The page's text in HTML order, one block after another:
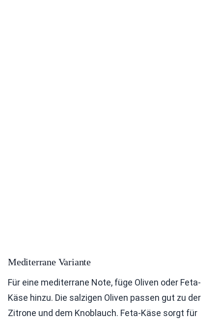
Mediterrane Variante
Für eine mediterrane Note, füge Oliven oder Feta-
Käse hinzu. Die salzigen Oliven passen gut zu der
Zitrone und dem Knoblauch. Feta-Käse sorgt für